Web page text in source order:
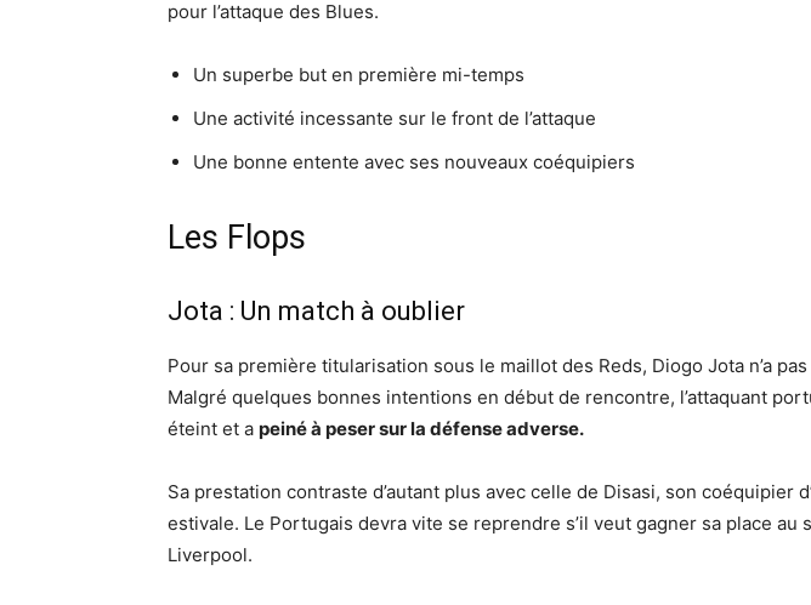
pour l’attaque des Blues.
Un superbe but en première mi-temps
Une activité incessante sur le front de l’attaque
Une bonne entente avec ses nouveaux coéquipiers
Les Flops
Jota : Un match à oublier
Pour sa première titularisation sous le maillot des Reds, Diogo Jota n’a
Malgré quelques bonnes intentions en début de rencontre, l’attaquant
éteint et a peiné à peser sur la défense adverse.
Sa prestation contraste d’autant plus avec celle de Disasi, son coéquipier
estivale. Le Portugais devra vite se reprendre s’il veut gagner sa place au
Liverpool.